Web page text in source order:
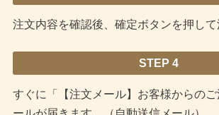
注文内容を確認後、確定ボタンを押して
STEP 4
すぐに「【注文メール】お客様からの